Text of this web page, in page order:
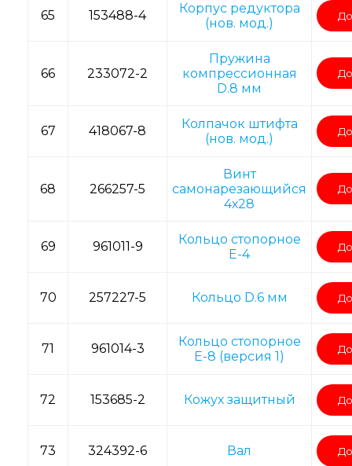
65 153488-4
Корпус редуктора
(нов. мод.)
66 233072-2
Пружина
компрессионная
D.8 мм
67 418067-8
Колпачок штифта
(нов. мод.)
68 266257-5
Винт
самонарезающийся
4х28
69 961011-9
Кольцо стопорное
E-4
70 257227-5 Кольцо D.6 мм
71 961014-3
Кольцо стопорное
E-8 (версия 1)
72 153685-2 Кожух защитный
73 324392-6 Вал